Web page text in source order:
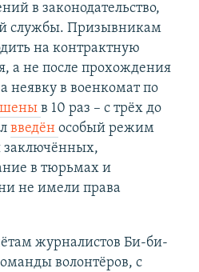
в законодательство,
службы. Призывникам
на контрактную
а не после прохождения
неявку в военкомат по
в 10 раз – с трёх до
введён особый режим
заключённых,
в тюрьмах и
не имели права
журналистов Би-би-
волонтёров, с